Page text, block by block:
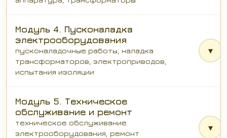
Модуль 4. Пусконаладка
электрооборудования
пусконаладочные работы, наладка
трансформаторов, электроприводов,
испытания изоляции
▾
Модуль 5. Техническое
обслуживание и ремонт
техническое обслуживание
электрооборудования, ремонт
▾